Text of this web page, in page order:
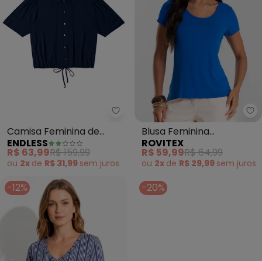
Endless - Camisa Feminina de
Camisa Feminina de
Viscose Sarjada (Azul)
ENDLESS
R$ 63,99R$ 159,99
ou 2x de R$ 31,99 semjuros
Blusa Feminina
Viscotorcion Básica
(Azul)
ROVITEX
R$ 59,99R$ 64,99
ou 2x de R$ 29,99 semjuros
-12% -20%